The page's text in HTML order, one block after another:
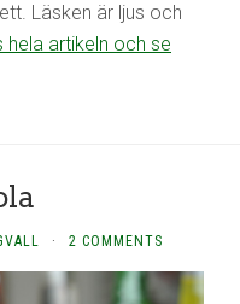
Läsken är ljus och
hela artikeln och se
· 2 COMMENTS